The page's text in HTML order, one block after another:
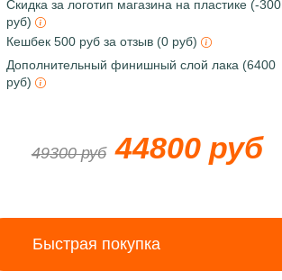
Скидка за логотип магазина на пластике (-300
руб)
Кешбек 500 руб за отзыв (0 руб)
Дополнительный финишный слой лака (6400
руб)
49300 руб 44800 руб
Быстрая покупка